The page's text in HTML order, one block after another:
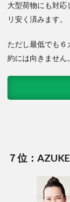
大型荷物にも対応
リ安く済みます。
ただし最低でも６
約には向きません。
７位：